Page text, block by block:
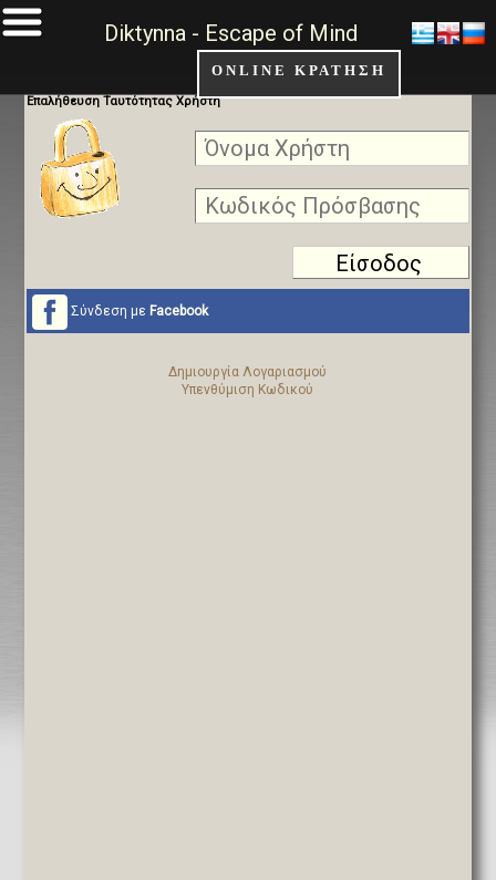
Diktynna - Escape of Mind
ONLINE ΚΡΑΤΗΣΗ
Επαλήθευση Ταυτότητας Χρήστη
Σύνδεση με Facebook
Δημιουργία Λογαριασμού
Υπενθύμιση Κωδικού